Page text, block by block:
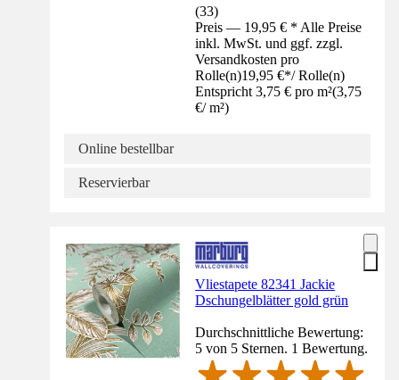
(33)
Preis — 19,95 € * Alle Preise
inkl. MwSt. und ggf. zzgl.
Versandkosten pro
Rolle(n)19,95 €*/ Rolle(n)
Entspricht 3,75 € pro m²(3,75
€/ m²)
Online bestellbar
Reservierbar
Vliestapete 82341 Jackie
Dschungelblätter gold grün
Durchschnittliche Bewertung:
5 von 5 Sternen. 1 Bewertung.